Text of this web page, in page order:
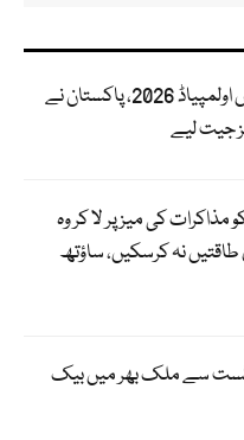
انٹرنیشنل نیوکلیئر سائنس اولمپیاڈ 2026، پاکستان نے
جیت لیے
مذاکرات کی میز پر لا کر وہ
طاقتیں نہ کرسکیں، ساؤتھ
اسلامی کا 16 اگست سے ملک بھر میں بیک